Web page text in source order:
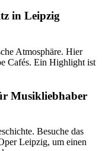
in Leipzig
Atmosphäre. Hier
Cafés. Ein Highlight ist
Musikliebhaber
Besuche das
Leipzig, um einen